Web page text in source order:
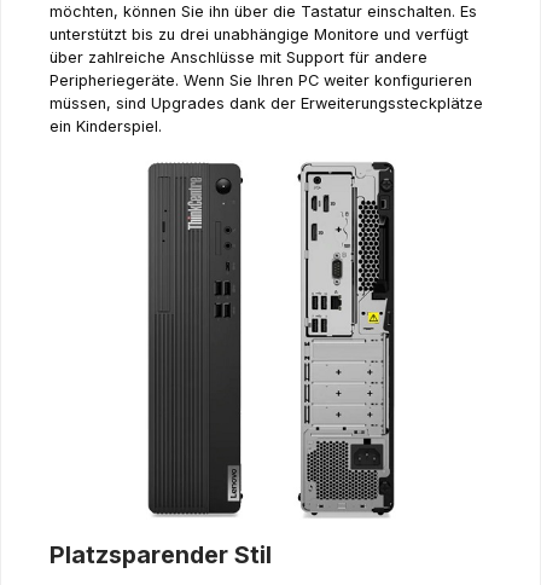
möchten, können Sie ihn über die Tastatur einschalten. Es
unterstützt bis zu drei unabhängige Monitore und verfügt
über zahlreiche Anschlüsse mit Support für andere
Peripheriegeräte. Wenn Sie Ihren PC weiter konfigurieren
müssen, sind Upgrades dank der Erweiterungssteckplätze
ein Kinderspiel.
Platzsparender Stil